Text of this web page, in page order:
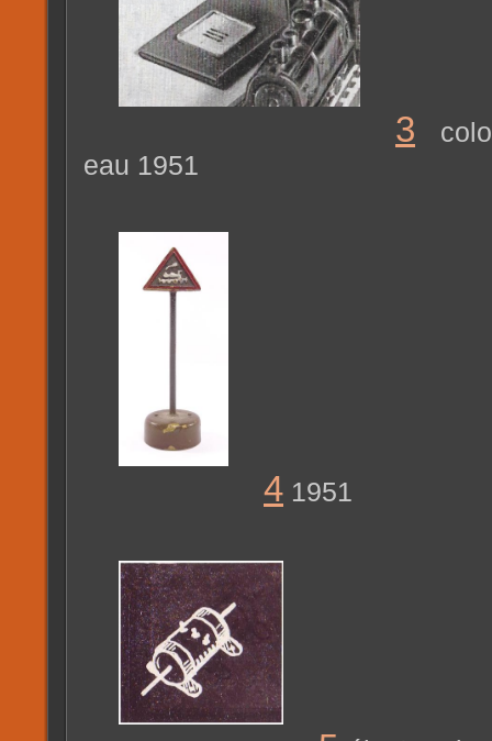
3
eau 1951
4 1951